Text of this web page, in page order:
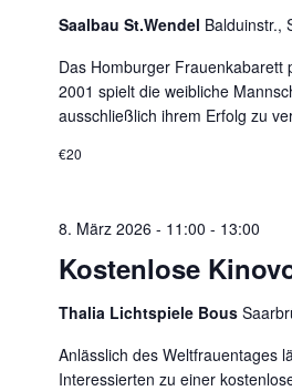
Saalbau St.Wendel Balduinstr.,
Das Homburger Frauenkabarett
2001 spielt die weibliche
ausschließlich ihrem Erfolg zu
€20
Kostenlose
8. März 2026 - 11:00 - 13:00
Thalia Lichtspiele Bous
Anlässlich des Weltfrauentages
Interessierten zu einer